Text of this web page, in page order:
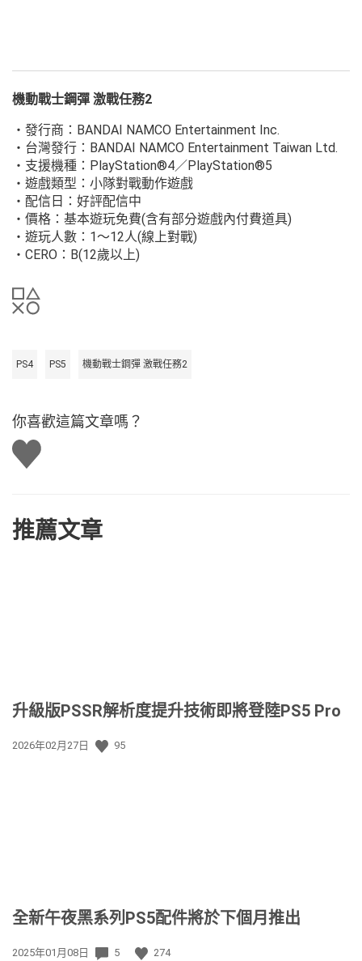
機動戰士鋼彈 激戰任務2
・發行商：BANDAI NAMCO Entertainment Inc.
・台灣發行：BANDAI NAMCO Entertainment Taiwan Ltd.
・支援機種：PlayStation®4／PlayStation®5
・遊戲類型：小隊對戰動作遊戲
・配信日：好評配信中
・價格：基本遊玩免費(含有部分遊戲內付費道具)
・遊玩人數：1～12人(線上對戰)
・CERO：B(12歲以上)
PS4 PS5 機動戰士鋼彈 激戰任務2
你喜歡這篇文章嗎？
讚
推薦文章
升級版PSSR解析度提升技術即將登陸PS5 Pro
發
2026年02月27日 95
全新午夜黑系列PS5配件將於下個月推出
發
2025年01月08日 5 274